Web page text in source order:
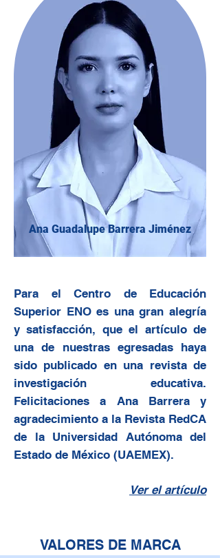
Ana Guadalupe Barrera Jiménez
Para el Centro de Educación
Superior ENO es una gran alegría
y satisfacción, que el artículo de
una de nuestras egresadas haya
sido publicado en una revista de
investigación educativa.
Felicitaciones a Ana Barrera y
agradecimiento a la Revista RedCA
de la Universidad Autónoma del
Estado de México (UAEMEX).
Ver el artículo
VALORES DE MARCA